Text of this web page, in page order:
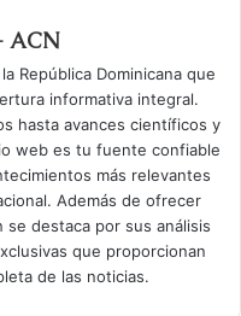
ACN
República Dominicana que
informativa integral.
hasta avances científicos y
web es tu fuente confiable
más relevantes
Además de ofrecer
se destaca por sus análisis
que proporcionan
de las noticias.